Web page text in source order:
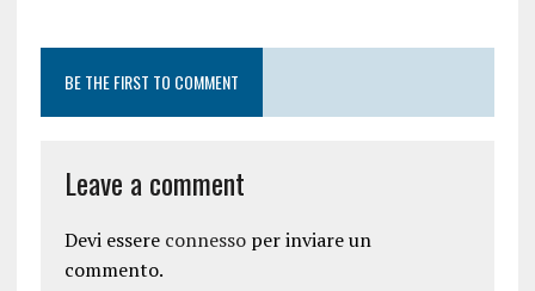
BE THE FIRST TO COMMENT
Leave a comment
Devi essere connessoper inviare un
commento.